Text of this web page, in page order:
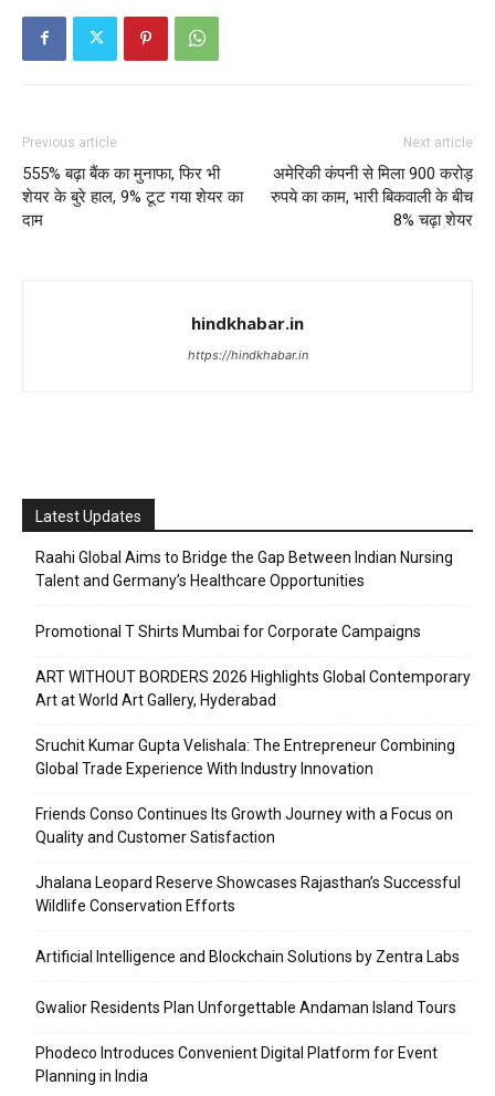
Previous article
555% बढ़ा बैंक का मुनाफा, फिर भी
शेयर के बुरे हाल, 9% टूट गया शेयर का
दाम
Next article
अमेरिकी कंपनी से मिला 900 करोड़
रुपये का काम, भारी बिकवाली के बीच
8% चढ़ा शेयर
hindkhabar.in
https://hindkhabar.in
Latest Updates
Raahi Global Aims to Bridge the Gap Between Indian Nursing
Talent and Germany’s Healthcare Opportunities
Promotional T Shirts Mumbai for Corporate Campaigns
ART WITHOUT BORDERS 2026 Highlights Global Contemporary
Art at World Art Gallery, Hyderabad
Sruchit Kumar Gupta Velishala: The Entrepreneur Combining
Global Trade Experience With Industry Innovation
Friends Conso Continues Its Growth Journey with a Focus on
Quality and Customer Satisfaction
Jhalana Leopard Reserve Showcases Rajasthan’s Successful
Wildlife Conservation Efforts
Artificial Intelligence and Blockchain Solutions by Zentra Labs
Gwalior Residents Plan Unforgettable Andaman Island Tours
Phodeco Introduces Convenient Digital Platform for Event
Planning in India